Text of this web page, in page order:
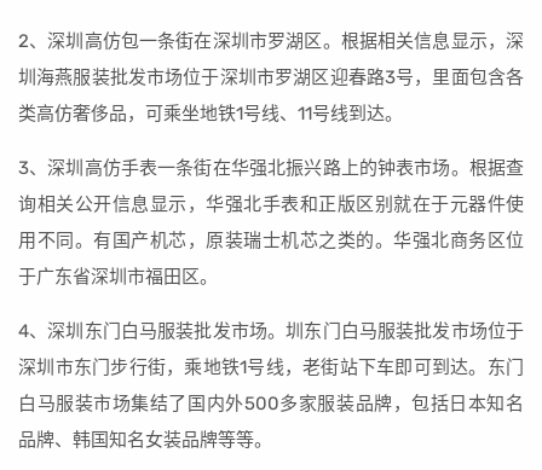
2、深圳高仿包一条街在深圳市罗湖区。根据相关信息显示，深
圳海燕服装批发市场位于深圳市罗湖区迎春路3号，里面包含各
类高仿奢侈品，可乘坐地铁1号线、11号线到达。
3、深圳高仿手表一条街在华强北振兴路上的钟表市场。根据查
询相关公开信息显示，华强北手表和正版区别就在于元器件使
用不同。有国产机芯，原装瑞士机芯之类的。华强北商务区位
于广东省深圳市福田区。
4、深圳东门白马服装批发市场。圳东门白马服装批发市场位于
深圳市东门步行街，乘地铁1号线，老街站下车即可到达。东门
白马服装市场集结了国内外500多家服装品牌，包括日本知名
品牌、韩国知名女装品牌等等。